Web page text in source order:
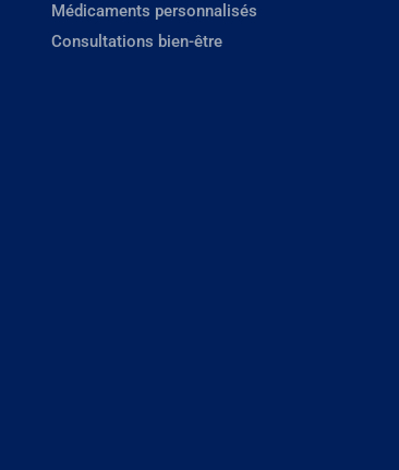
Médicaments personnalisés
Consultations bien-être